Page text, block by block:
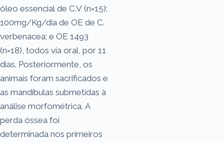
óleo essencial de C.V (n=15):
100mg/Kg/dia de OE de C.
verbenacea; e OE 1493
(n=18), todos via oral, por 11
dias. Posteriormente, os
animais foram sacrificados e
as mandíbulas submetidas à
análise morfométrica. A
perda óssea foi
determinada nos primeiros